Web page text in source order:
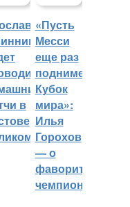
в
«Пусть
Месси
еще раз
поднимет
Кубок
мира»:
Илья
Горохов
— о
фаворитах
чемпионата